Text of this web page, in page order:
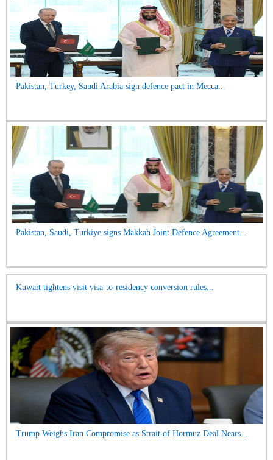
Pakistan, Turkey, Saudi Arabia sign defence pact in Mecca...
Pakistan, Saudi, Turkiye signs Makkah Joint Defence Agreement...
Kuwait tightens visit visa-to-residency conversion rules...
Trump Weighs Iran Compromise as Strait of Hormuz Deal Nears...